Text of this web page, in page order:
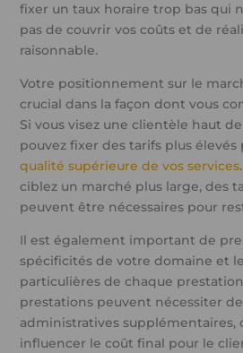
fixer un taux horaire trop bas qui
pas de couvrir vos coûts et de
raisonnable.
Votre positionnement sur le
crucial dans la façon dont vous
Si vous visez une clientèle haut
pouvez fixer des tarifs plus
qualité supérieure de vos services
ciblez un marché plus large, des
peuvent être nécessaires pour
Il est également important de
spécificités de votre domaine et
particulières de chaque
prestations peuvent nécessiter
administratives supplémentaires,
influencer le coût final pour le